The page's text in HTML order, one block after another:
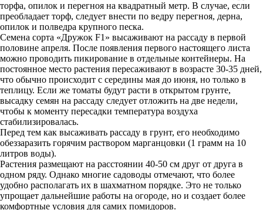
торфа, опилок и перегноя на квадратный метр. В случае, если
преобладает торф, следует внести по ведру перегноя, дерна,
опилок и полведра крупного песка.
Семена сорта «Дружок F1» высаживают на рассаду в первой
половине апреля. После появления первого настоящего листа
можно проводить пикирование в отдельные контейнеры. На
постоянное место растения пересаживают в возрасте 30-35 дней,
что обычно происходит с середины мая до июня, но только в
теплицу. Если же томаты будут расти в открытом грунте,
высадку семян на рассаду следует отложить на две недели,
чтобы к моменту пересадки температура воздуха
стабилизировалась.
Перед тем как высаживать рассаду в грунт, его необходимо
обеззаразить горячим раствором марганцовки (1 грамм на 10
литров воды).
Растения размещают на расстоянии 40-50 см друг от друга в
одном ряду. Однако многие садоводы отмечают, что более
удобно располагать их в шахматном порядке. Это не только
упрощает дальнейшие работы на огороде, но и создает более
комфортные условия для самих помидоров.